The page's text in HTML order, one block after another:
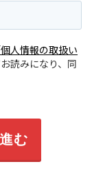
個人情報の取扱い
読みになり、同
む